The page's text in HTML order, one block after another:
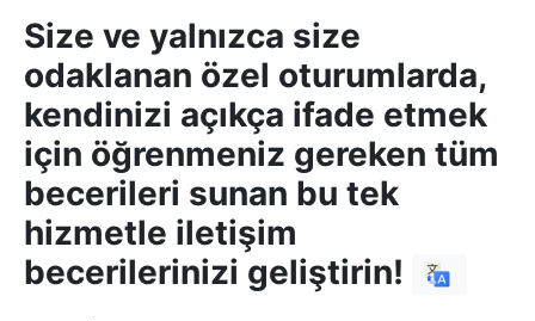
Size ve yalnızca size
odaklanan özel oturumlarda,
kendinizi açıkça ifade etmek
için öğrenmeniz gereken tüm
becerileri sunan bu tek
hizmetle iletişim
becerilerinizi geliştirin!